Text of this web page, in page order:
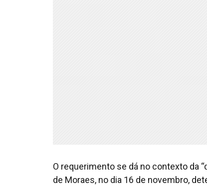
O requerimento se dá no contexto da
de Moraes, no dia 16 de novembro,